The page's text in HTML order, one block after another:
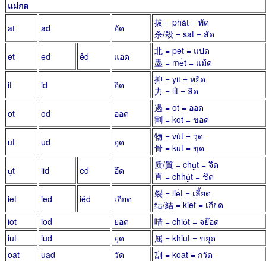
แม่กด
at
ad อัด
拔 = pha̍t = พัด
杀/殺 = sat = สัด
et
ed êd แอด
北 = pet = แปด
墨 = me̍t = แม้ด
it
id อิด
抑 = yit = หยิด
力 = li̍t = ลิด
ot
od ออด
遏 = ot = ออด
割 = kot = ขอด
ut
ud อุด
物 = vu̍t = วุด
骨 = kut = ขุด
ṳt
iid ed อึด
质/質 = chṳt = จึด
直 = chhṳ̍t = ชึด
iet
ied iêd เอียด
裂 = lie̍t = เลี้ยด
结/結 = kiet = เกียด
iot
iod ยอด
唶 = chio̍t = จย๊อด
iut
iud ยุด
屈 = khiut = ขยุด
oat
uad วัด
刮 = koat = กวัด